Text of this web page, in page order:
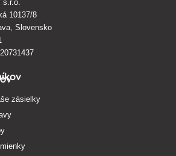
10137/8
Slovensko
zásielky